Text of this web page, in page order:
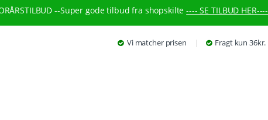
--Super gode tilbud fra shopskilte ---- SE TILBUD HER----
Vi matcher prisen Fragt kun 36kr.